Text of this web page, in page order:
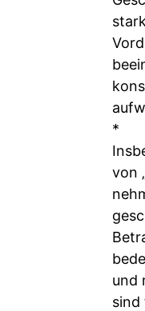
*
von
und
sind